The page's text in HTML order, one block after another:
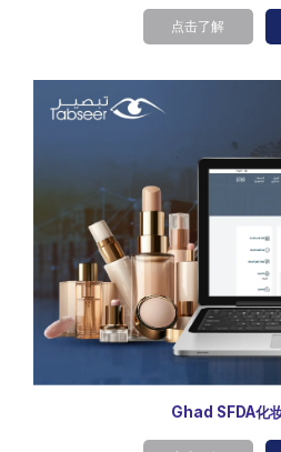
点击了解
Ghad SFDA化